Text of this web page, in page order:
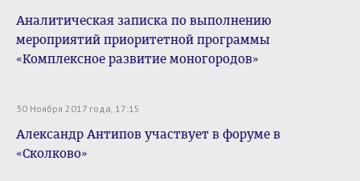
Аналитическая записка по выполнению
мероприятий приоритетной программы
«Комплексное развитие моногородов»
30 Ноября 2017 года, 17:15
Александр Антипов участвует в форуме в
«Сколково»